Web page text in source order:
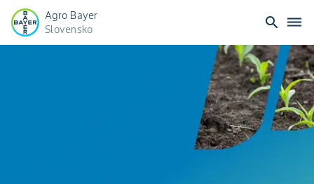
Agro Bayer
Slovensko
search dehaze